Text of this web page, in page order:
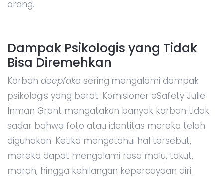
orang.
Dampak Psikologis yang Tidak
Bisa Diremehkan
Korban deepfake sering mengalami dampak
psikologis yang berat. Komisioner eSafety Julie
Inman Grant mengatakan banyak korban tidak
sadar bahwa foto atau identitas mereka telah
digunakan. Ketika mengetahui hal tersebut,
mereka dapat mengalami rasa malu, takut,
marah, hingga kehilangan kepercayaan diri.